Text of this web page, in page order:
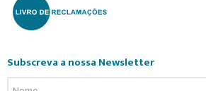
Subscreva a nossa Newsletter